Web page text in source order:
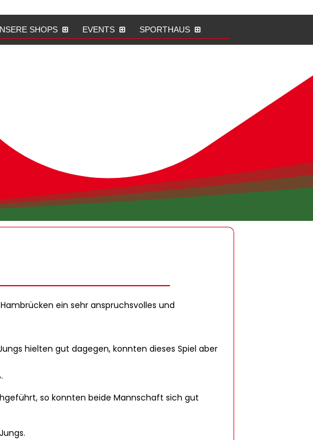
SHOPS EVENTS SPORTHAUS
ein sehr anspruchsvolles und
hielten gut dagegen, konnten dieses Spiel aber
so konnten beide Mannschaft sich gut